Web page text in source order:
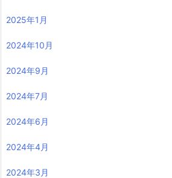
2025年1月
2024年10月
2024年9月
2024年7月
2024年6月
2024年4月
2024年3月